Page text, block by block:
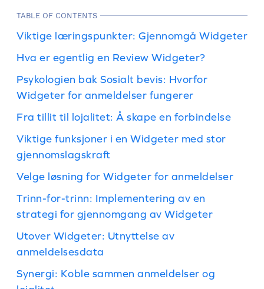
TABLE OF CONTENTS
Viktige læringspunkter: Gjennomgå Widgeter
Hva er egentlig en Review Widgeter?
Psykologien bak Sosialt bevis: Hvorfor
Widgeter for anmeldelser fungerer
Fra tillit til lojalitet: Å skape en forbindelse
Viktige funksjoner i en Widgeter med stor
gjennomslagskraft
Velge løsning for Widgeter for anmeldelser
Trinn-for-trinn: Implementering av en
strategi for gjennomgang av Widgeter
Utover Widgeter: Utnyttelse av
anmeldelsesdata
Synergi: Koble sammen anmeldelser og